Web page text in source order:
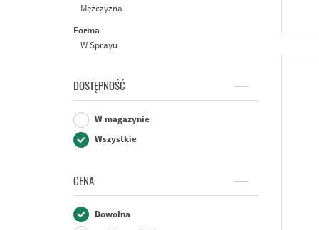
Mężczyzna
Forma
W Sprayu
DOSTĘPNOŚĆ
W magazynie
Wszystkie
CENA
Dowolna